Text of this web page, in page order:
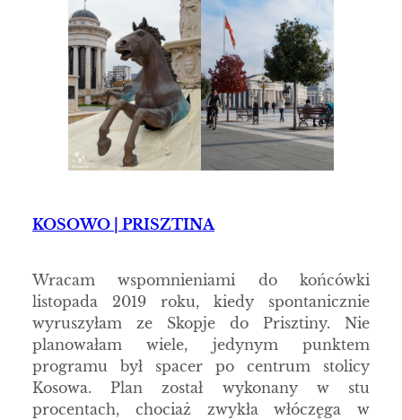
KOSOWO | PRISZTINA
Wracam wspomnieniami do końcówki
listopada 2019 roku, kiedy spontanicznie
wyruszyłam ze Skopje do Prisztiny. Nie
planowałam wiele, jedynym punktem
programu był spacer po centrum stolicy
Kosowa. Plan został wykonany w stu
procentach, chociaż zwykła włóczęga w